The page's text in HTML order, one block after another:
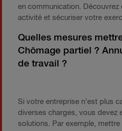
en communication.
activité et sécuriser votre
Quelles mesures
Chômage partiel ?
de travail ?
Si votre entreprise n’est plus
diverses charges, vous devez
solutions. Par exemple,